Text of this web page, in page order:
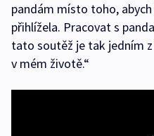
pandám místo toho,
přihlížela. Pracovat s
tato soutěž je tak jedním
v mém životě.“